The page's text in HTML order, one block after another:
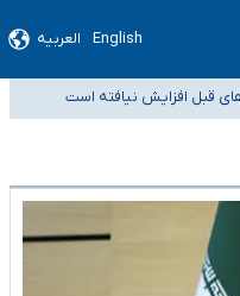
English العربیه
قبل افزایش نیافته است
ارائه شود
غیرمتعارف در شأن
رویه را بگیرد